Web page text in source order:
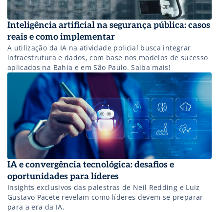
Inteligência artificial na segurança pública: casos
reais e como implementar
A utilização da IA na atividade policial busca integrar
infraestrutura e dados, com base nos modelos de sucesso
aplicados na Bahia e em São Paulo. Saiba mais!
IA e convergência tecnológica: desafios e
oportunidades para líderes
Insights exclusivos das palestras de Neil Redding e Luiz
Gustavo Pacete revelam como líderes devem se preparar
para a era da IA.